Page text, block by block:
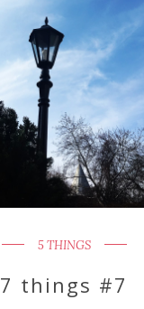
5 THINGS
7 things #7